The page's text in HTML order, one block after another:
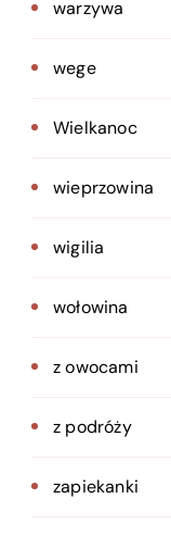
warzywa
wege
Wielkanoc
wieprzowina
wigilia
wołowina
z owocami
z podróży
zapiekanki